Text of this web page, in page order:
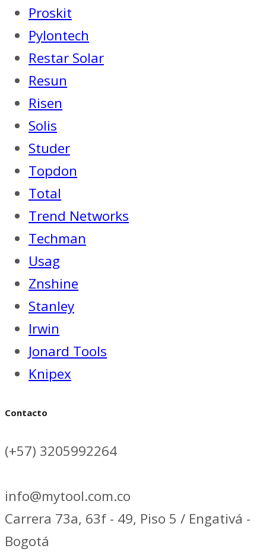
Proskit
Pylontech
Restar Solar
Resun
Risen
Solis
Studer
Topdon
Total
Trend Networks
Techman
Usag
Znshine
Stanley
Irwin
Jonard Tools
Knipex
Contacto
(+57) 3205992264
info@mytool.com.co
Carrera 73a, 63f - 49, Piso 5 / Engativá -
Bogotá